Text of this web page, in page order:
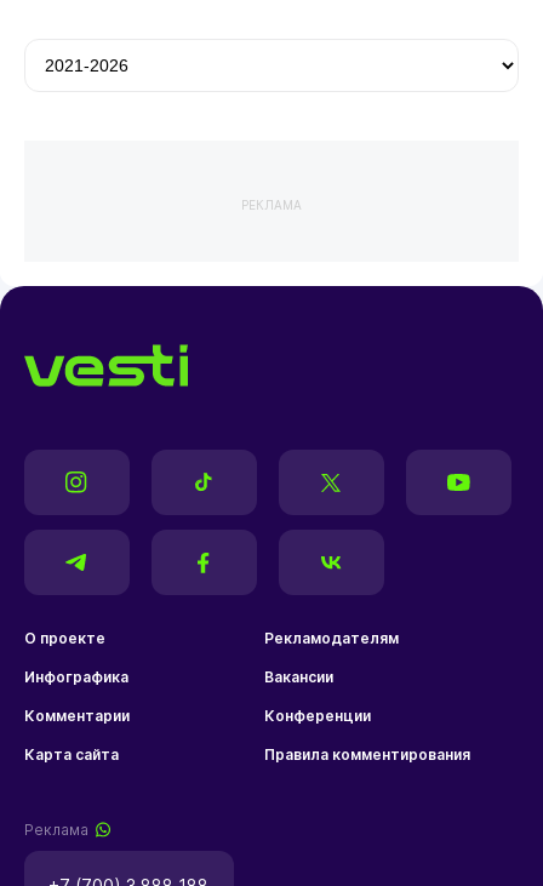
РЕКЛАМА
О проекте Рекламодателям
Инфографика Вакансии
Комментарии Конференции
Карта сайта Правила комментирования
Реклама